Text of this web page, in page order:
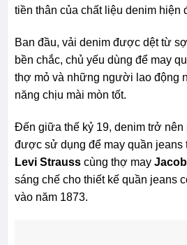
tiền thân của chất liệu denim hiện
Ban đầu, vải denim được dệt từ
bền chắc, chủ yếu dùng để may
thợ mỏ và những người lao động
năng chịu mài mòn tốt.
Đến giữa thế kỷ 19, denim trở nên
được sử dụng để may quần jeans
Levi Strausscùng thợ may
sáng chế cho thiết kế quần jeans
vào năm 1873.